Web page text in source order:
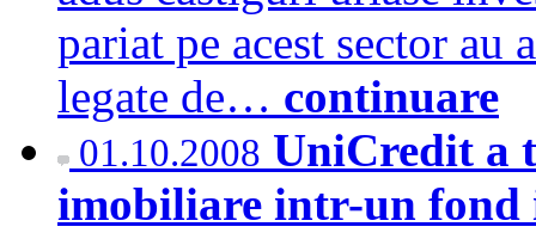
pariat pe acest sector au
legate de… continuare
01.10.2008 UniCredit a
imobiliare intr-un